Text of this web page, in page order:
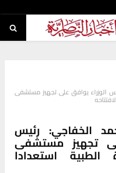
الوزراء يوافق على تجهيز مستشفى
الخفاجي: رئيس
تجهيز مستشفى
الطبية استعدادا